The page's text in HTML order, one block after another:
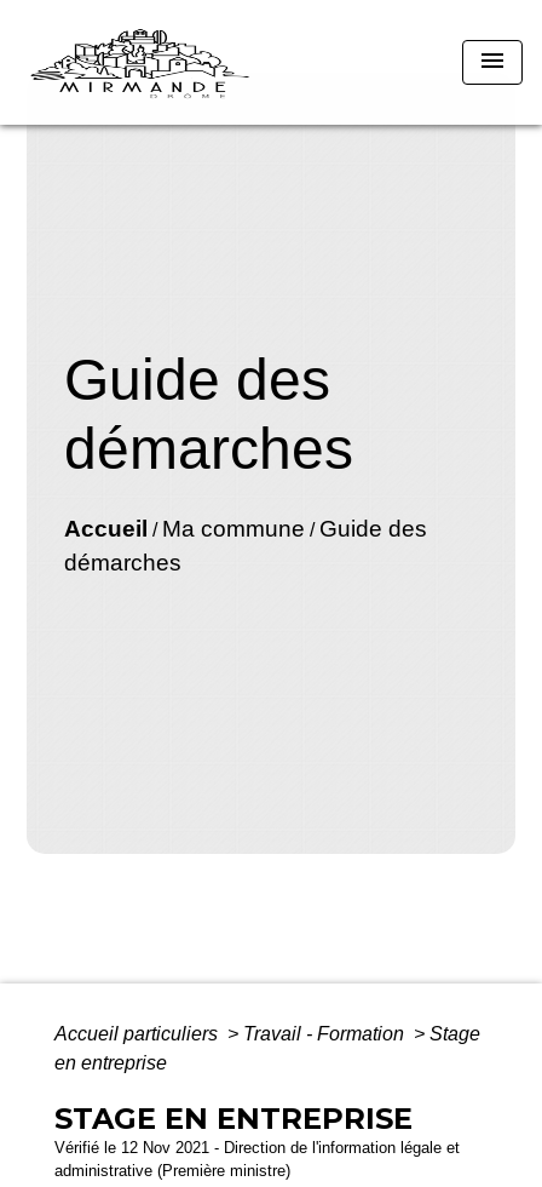
menu
Guide des
démarches
Accueil / Ma commune / Guide des
démarches
Accueil particuliers > Travail - Formation > Stage
en entreprise
STAGE EN ENTREPRISE
Vérifié le 12 Nov 2021 - Direction de l'information légale et
administrative (Première ministre)